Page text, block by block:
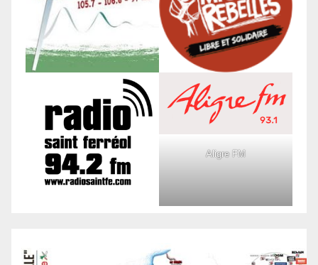
Aligre FM